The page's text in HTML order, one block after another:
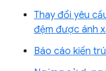
Thay đổi yêu
đệm được ánh
Báo cáo kiến